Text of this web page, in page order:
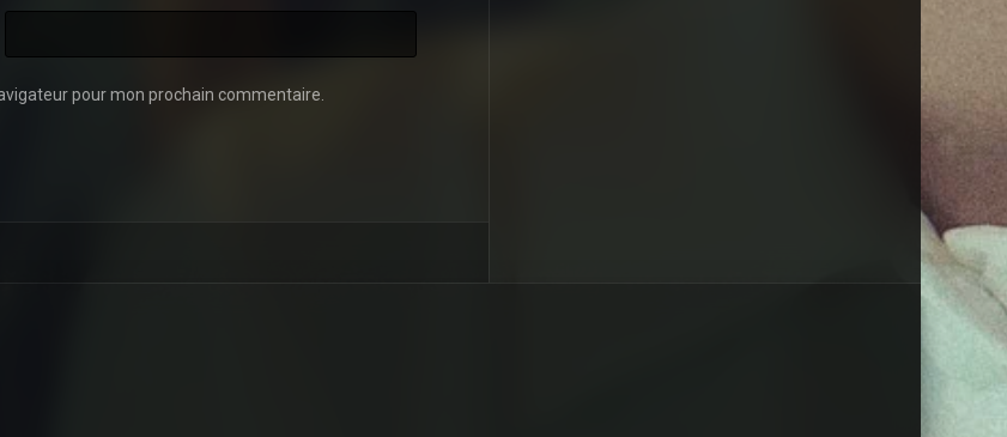
pour mon prochain commentaire.